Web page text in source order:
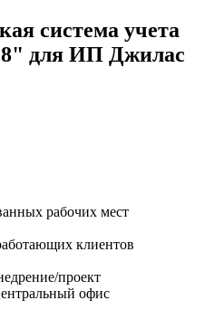
система учета
8" для ИП Джилас
рабочих мест
клиентов
проект
офис